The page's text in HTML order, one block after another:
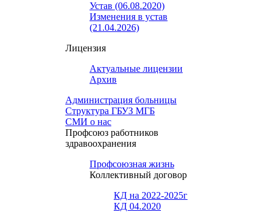
Устав (06.08.2020)
Изменения в устав
(21.04.2026)
Лицензия
Актуальные лицензии
Архив
Администрация больницы
Структура ГБУЗ МГБ
СМИ о нас
Профсоюз работников
здравоохранения
Профсоюзная жизнь
Коллективный договор
КД на 2022-2025г
КД 04.2020